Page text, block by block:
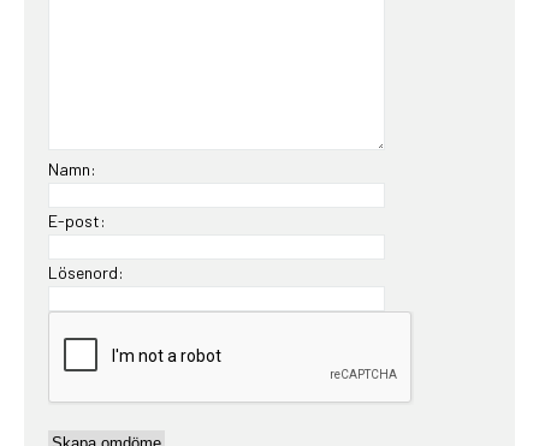
Namn:
E-post:
Lösenord: